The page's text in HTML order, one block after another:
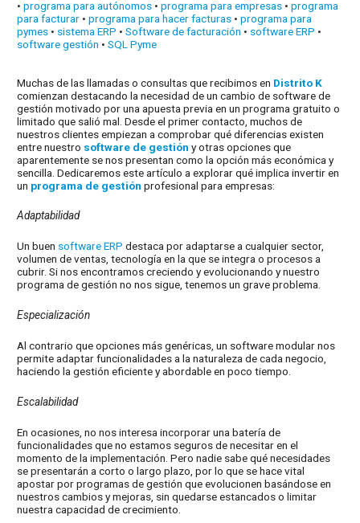
•programa para autónomos •programa para empresas •programa
para facturar •programa para hacer facturas •programa para
pymes • sistema ERP •Software de facturación • software ERP •
software gestión •SQL Pyme
Muchas de las llamadas o consultas que recibimos en Distrito K
comienzan destacando la necesidad de un cambio de software de
gestión motivado por una apuesta previa en un programa gratuito o
limitado que salió mal. Desde el primer contacto, muchos de
nuestros clientes empiezan a comprobar qué diferencias existen
entre nuestro software de gestión y otras opciones que
aparentemente se nos presentan como la opción más económica y
sencilla. Dedicaremos este artículo a explorar qué implica invertir en
un programa de gestión profesional para empresas:
Adaptabilidad
Un buen software ERP destaca por adaptarse a cualquier sector,
volumen de ventas, tecnología en la que se integra o procesos a
cubrir. Si nos encontramos creciendo y evolucionando y nuestro
programa de gestión no nos sigue, tenemos un grave problema.
Especialización
Al contrario que opciones más genéricas, un software modular nos
permite adaptar funcionalidades a la naturaleza de cada negocio,
haciendo la gestión eficiente y abordable en poco tiempo.
Escalabilidad
En ocasiones, no nos interesa incorporar una batería de
funcionalidades que no estamos seguros de necesitar en el
momento de la implementación. Pero nadie sabe qué necesidades
se presentarán a corto o largo plazo, por lo que se hace vital
apostar por programas de gestión que evolucionen basándose en
nuestros cambios y mejoras, sin quedarse estancados o limitar
nuestra capacidad de crecimiento.